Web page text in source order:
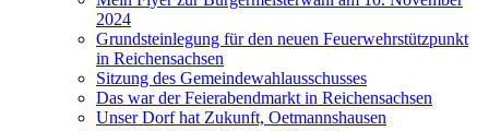
2024
Grundsteinlegung für den neuen Feuerwehrstützpunkt
in Reichensachsen
Sitzung des Gemeindewahlausschusses
Das war der Feierabendmarkt in Reichensachsen
Unser Dorf hat Zukunft, Oetmannshausen